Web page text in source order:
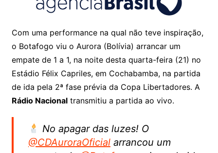
Com uma performance na qual não teve inspiração,
o Botafogo viu o Aurora (Bolívia) arrancar um
empate de 1 a 1, na noite desta quarta-feira (21) no
Estádio Félix Capriles, em Cochabamba, na partida
de ida pela 2ª fase prévia da Copa Libertadores. A
Rádio Nacionaltransmitiu a partida ao vivo.
No apagar das luzes! O
@CDAuroraOficialarrancou um